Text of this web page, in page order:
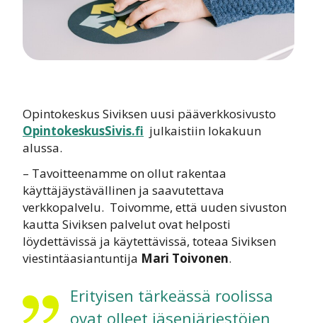
Opintokeskus Siviksen uusi pääverkkosivusto
OpintokeskusSivis.fi julkaistiin lokakuun
alussa.
– Tavoitteenamme on ollut rakentaa
käyttäjäystävällinen ja saavutettava
verkkopalvelu. Toivomme, että uuden sivuston
kautta Siviksen palvelut ovat helposti
löydettävissä ja käytettävissä, toteaa Siviksen
viestintäasiantuntija Mari Toivonen.
Erityisen tärkeässä roolissa
ovat olleet jäsenjärjestöjen